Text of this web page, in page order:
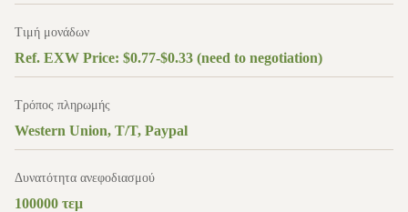
Τιμή μονάδων
Ref. EXW Price: $0.77-$0.33 (need to negotiation)
Τρόπος πληρωμής
Western Union, T/T, Paypal
Δυνατότητα ανεφοδιασμού
100000 τεμ